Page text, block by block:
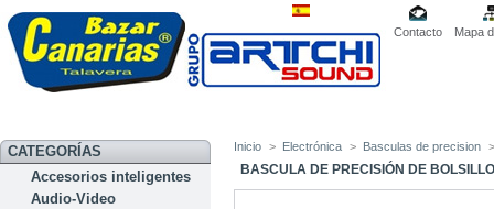
Contacto Mapa
CATEGORÍAS
Accesorios inteligentes
Audio-Video
Inicio > Electrónica > Basculas de precision >
BASCULA DE PRECISIÓN DE